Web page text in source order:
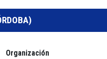
Organización